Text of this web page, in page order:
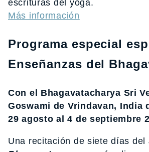
escrituras del yoga.
Más información
Programa especial
Enseñanzas del
Con el Bhagavatacharya Sri
Goswami de Vrindavan, India
29 agosto al 4 de septiembre
Una recitación de siete días del